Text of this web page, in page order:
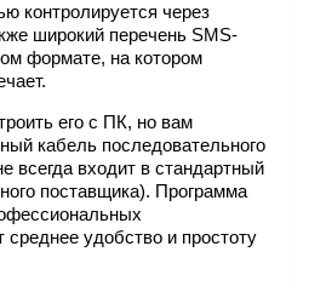
контролируется через
широкий перечень SMS-
формате, на котором
его с ПК, но вам
кабель последовательного
всегда входит в стандартный
поставщика). Программа
среднее удобство и простоту